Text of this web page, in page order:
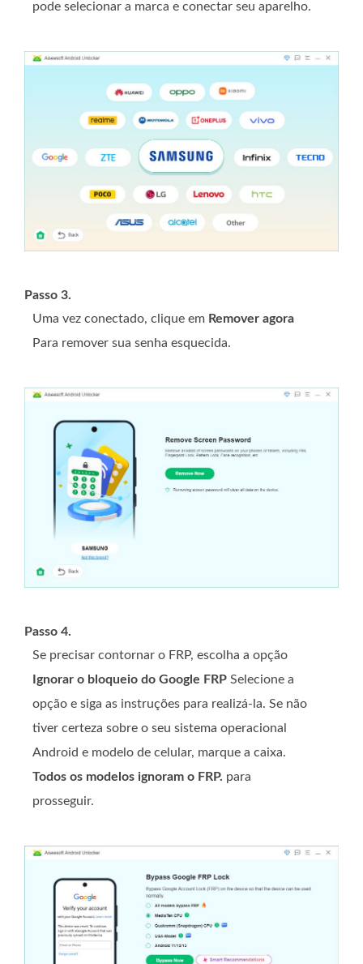
pode selecionar a marca e conectar seu aparelho.
Passo 3.
Uma vez conectado, clique em Remover agora
Para remover sua senha esquecida.
Passo 4.
Se precisar contornar o FRP, escolha a opção
Ignorar o bloqueio do Google FRP Selecione a
opção e siga as instruções para realizá-la. Se não
tiver certeza sobre o seu sistema operacional
Android e modelo de celular, marque a caixa.
Todos os modelos ignoram o FRP. para
prosseguir.